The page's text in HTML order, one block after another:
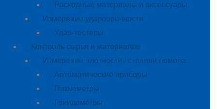
Расходные материалы и аксессуары
Измерение ударопрочности
Удар-тестеры
Контроль сырья и материалов
Измерение плотности / степени помола
Автоматические приборы
Пикнометры
Гриндометры